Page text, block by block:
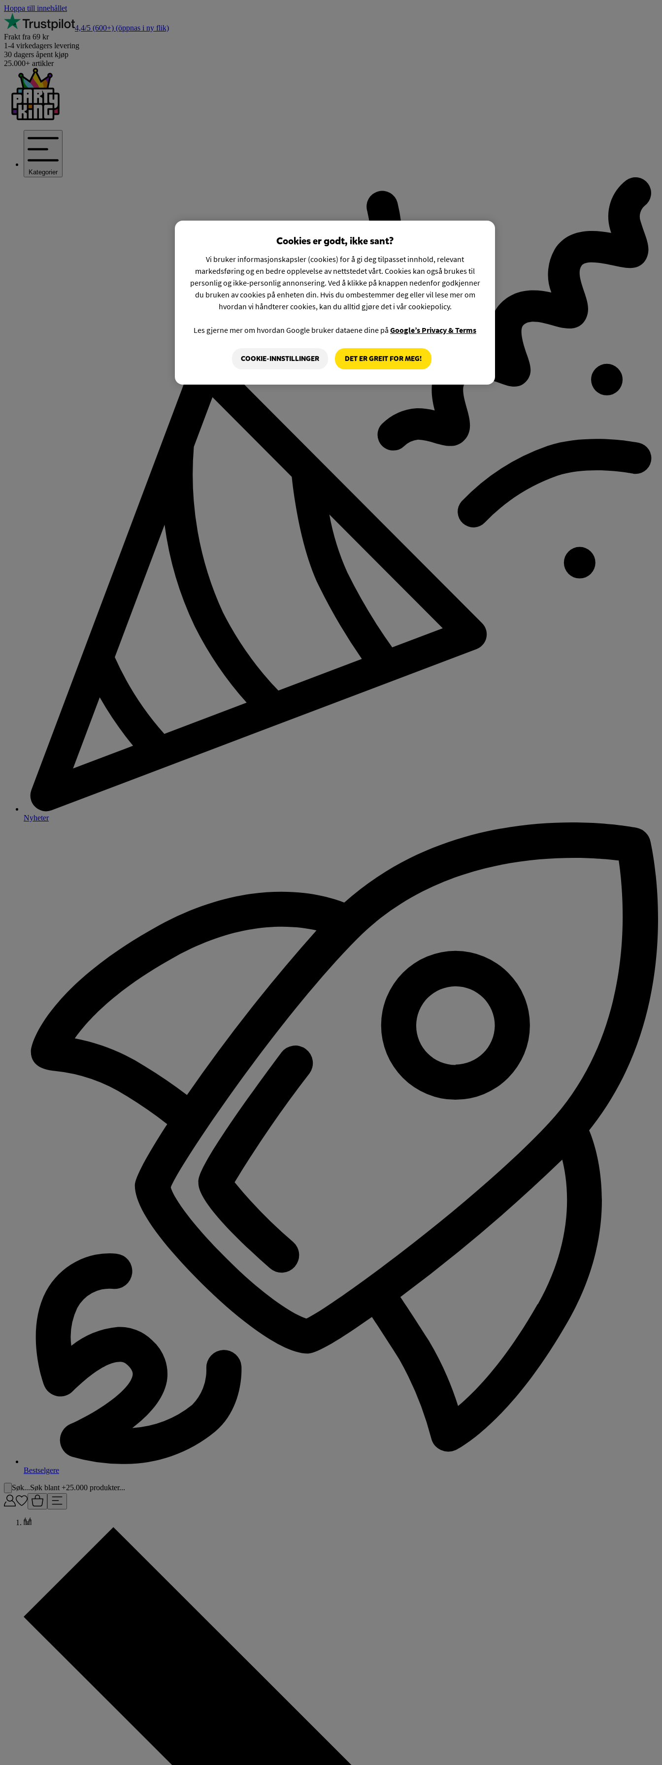
Hoppa till innehållet
4,4/5 (600+) (öppnas i ny flik)
Frakt fra 69 kr
1-4 virkedagers levering
30 dagers åpent kjøp
25.000+ artikler
Kategorier
Nyheter
Bestselgere
Søk...Søk blant +25.000 produkter...
Cookies er godt, ikke sant?
Vi bruker informasjonskapsler (cookies) for å gi deg tilpasset innhold, relevant
markedsføring og en bedre opplevelse av nettstedet vårt. Cookies kan også brukes til
personlig og ikke-personlig annonsering. Ved å klikke på knappen nedenfor godkjenner
du bruken av cookies på enheten din. Hvis du ombestemmer deg eller vil lese mer om
hvordan vi håndterer cookies, kan du alltid gjøre det i vår cookiepolicy.
Les gjerne mer om hvordan Google bruker dataene dine på Google’s Privacy & Terms
COOKIE-INNSTILLINGER DET ER GREIT FOR MEG!